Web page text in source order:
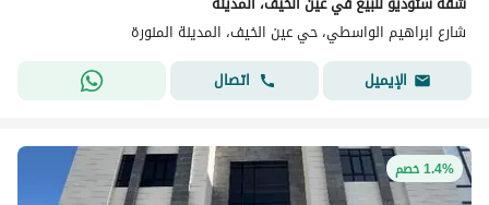
شارع ابراهيم الواسطي، حي عين الخيف، المدينة المنورة
الإيميل
اتصال
1.4% خصم